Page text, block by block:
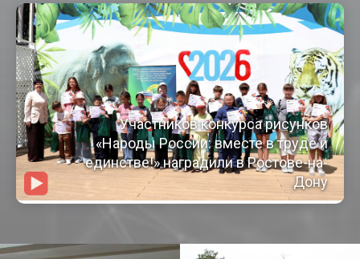
Участников конкурса рисунков
«Народы России: вместе в труде и
единстве!» наградили в Ростове-на-
Дону